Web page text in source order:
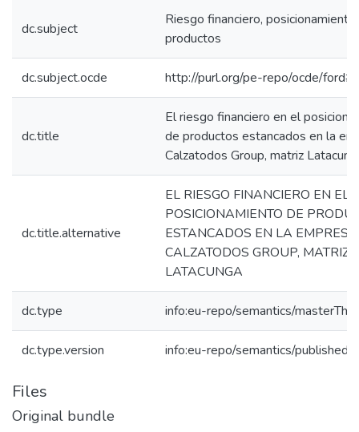
dc.subject
Riesgo financiero, posicionamiento,
productos
dc.subject.ocde http://purl.org/pe-repo/ocde/
dc.title
El riesgo financiero en el
de productos estancados en la
Calzatodos Group, matriz
dc.title.alternative
EL RIESGO FINANCIERO EN EL
POSICIONAMIENTO DE
ESTANCADOS EN LA EMPRESA
CALZATODOS GROUP, MATRIZ
LATACUNGA
dc.type info:eu-repo/semantics/
dc.type.version info:eu-repo/semantics/
Files
Original bundle